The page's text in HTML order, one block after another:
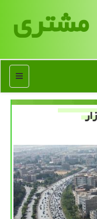
مشتری
منو